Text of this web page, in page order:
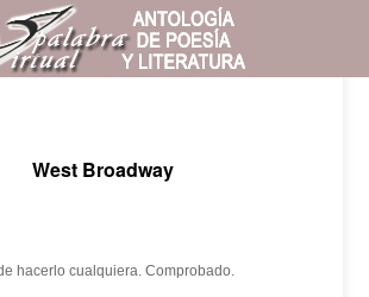
West Broadway
hacerlo cualquiera. Comprobado.